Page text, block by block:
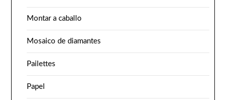
Montar a caballo
Mosaico de diamantes
Pailettes
Papel